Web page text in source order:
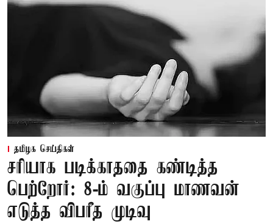
தமிழக செய்திகள்
சரியாக படிக்காததை கண்டித்த
பெற்றோர்: 8-ம் வகுப்பு மாணவன்
எடுத்த விபரீத முடிவு